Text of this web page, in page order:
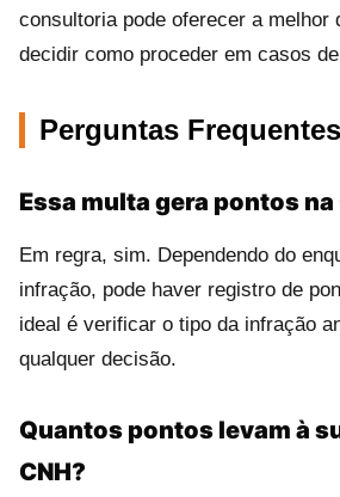
consultoria pode oferecer a melhor
decidir como proceder em casos
Perguntas Frequentes
Essa multa gera pontos na
Em regra, sim. Dependendo do
infração, pode haver registro de
ideal é verificar o tipo da infração
qualquer decisão.
Quantos pontos levam à
CNH?